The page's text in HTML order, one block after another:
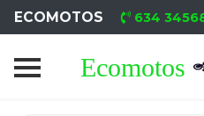
ECOMOTOS 634
Home